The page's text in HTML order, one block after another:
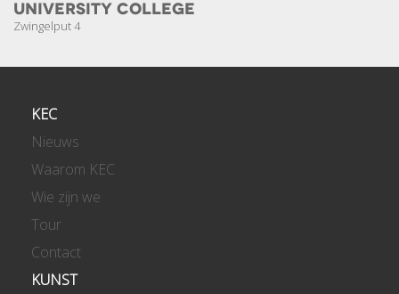
University College
Zwingelput 4
KEC
Nieuws
Waarom KEC
Wie zijn we
Tour
Contact
KUNST